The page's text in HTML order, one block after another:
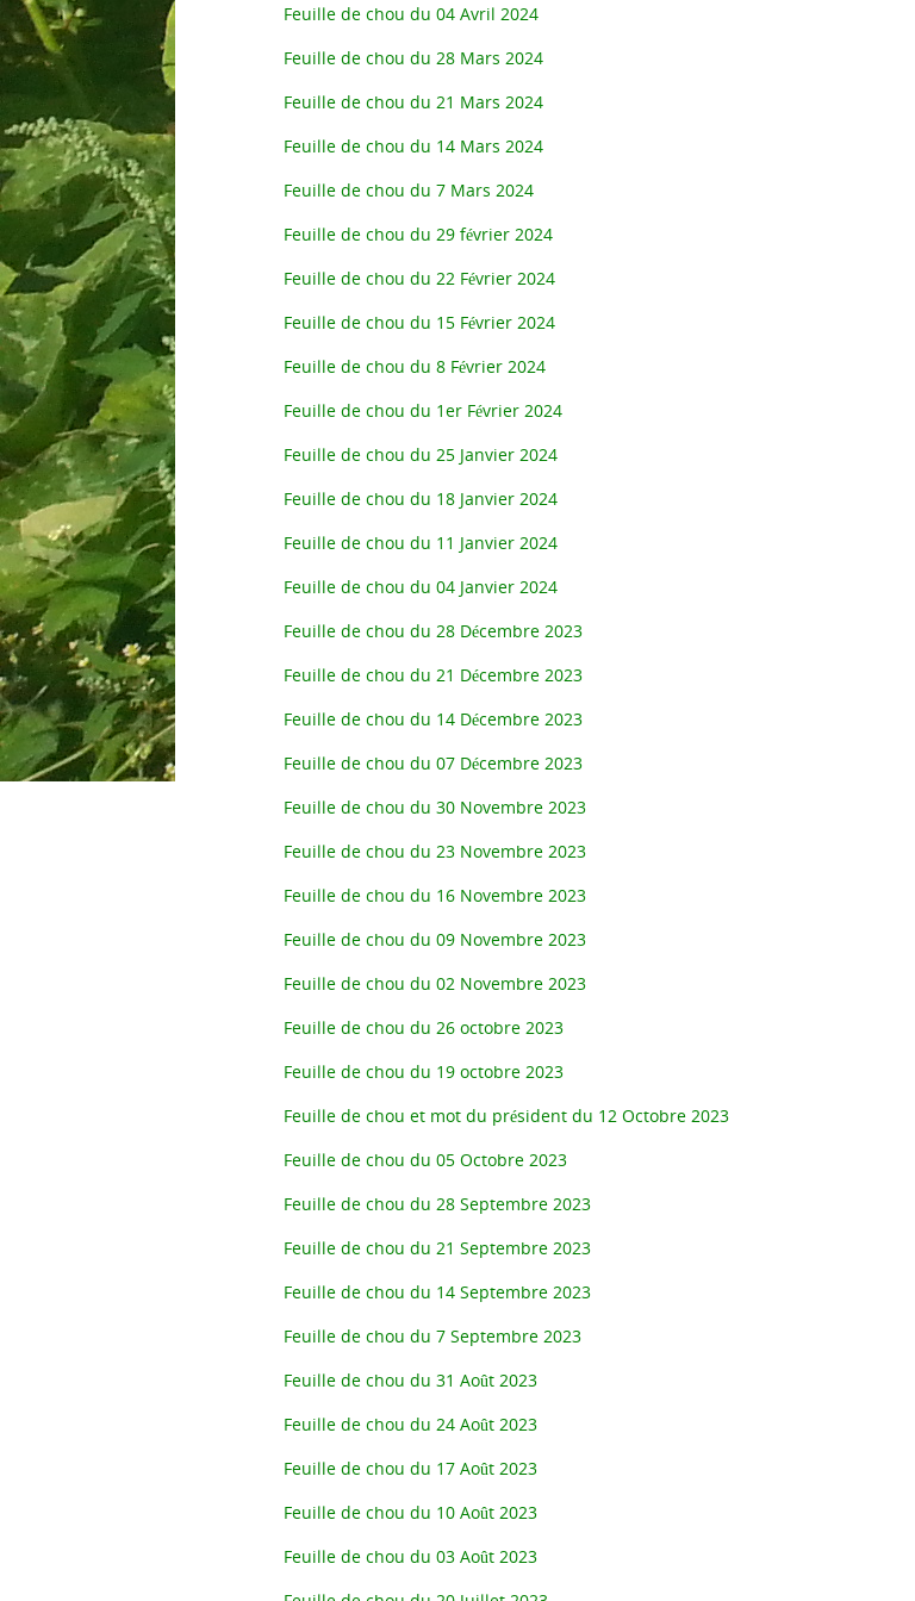
Feuille de chou du 04 Avril 2024
Feuille de chou du 28 Mars 2024
Feuille de chou du 21 Mars 2024
Feuille de chou du 14 Mars 2024
Feuille de chou du 7 Mars 2024
Feuille de chou du 29 février 2024
Feuille de chou du 22 Février 2024
Feuille de chou du 15 Février 2024
Feuille de chou du 8 Février 2024
Feuille de chou du 1er Février 2024
Feuille de chou du 25 Janvier 2024
Feuille de chou du 18 Janvier 2024
Feuille de chou du 11 Janvier 2024
Feuille de chou du 04 Janvier 2024
Feuille de chou du 28 Décembre 2023
Feuille de chou du 21 Décembre 2023
Feuille de chou du 14 Décembre 2023
Feuille de chou du 07 Décembre 2023
Feuille de chou du 30 Novembre 2023
Feuille de chou du 23 Novembre 2023
Feuille de chou du 16 Novembre 2023
Feuille de chou du 09 Novembre 2023
Feuille de chou du 02 Novembre 2023
Feuille de chou du 26 octobre 2023
Feuille de chou du 19 octobre 2023
Feuille de chou et mot du président du 12 Octobre 2023
Feuille de chou du 05 Octobre 2023
Feuille de chou du 28 Septembre 2023
Feuille de chou du 21 Septembre 2023
Feuille de chou du 14 Septembre 2023
Feuille de chou du 7 Septembre 2023
Feuille de chou du 31 Août 2023
Feuille de chou du 24 Août 2023
Feuille de chou du 17 Août 2023
Feuille de chou du 10 Août 2023
Feuille de chou du 03 Août 2023